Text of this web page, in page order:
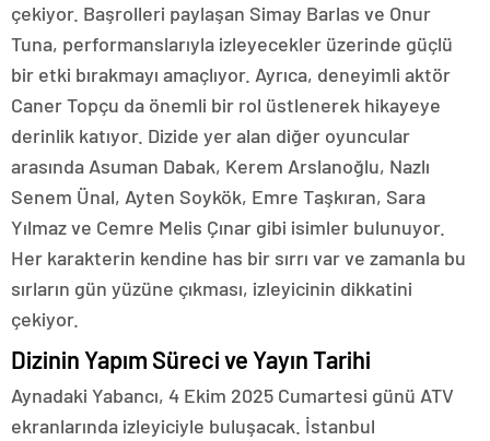
çekiyor. Başrolleri paylaşan Simay Barlas ve Onur
Tuna, performanslarıyla izleyecekler üzerinde güçlü
bir etki bırakmayı amaçlıyor. Ayrıca, deneyimli aktör
Caner Topçu da önemli bir rol üstlenerek hikayeye
derinlik katıyor. Dizide yer alan diğer oyuncular
arasında Asuman Dabak, Kerem Arslanoğlu, Nazlı
Senem Ünal, Ayten Soykök, Emre Taşkıran, Sara
Yılmaz ve Cemre Melis Çınar gibi isimler bulunuyor.
Her karakterin kendine has bir sırrı var ve zamanla bu
sırların gün yüzüne çıkması, izleyicinin dikkatini
çekiyor.
Dizinin Yapım Süreci ve Yayın Tarihi
Aynadaki Yabancı, 4 Ekim 2025 Cumartesi günü ATV
ekranlarında izleyiciyle buluşacak. İstanbul